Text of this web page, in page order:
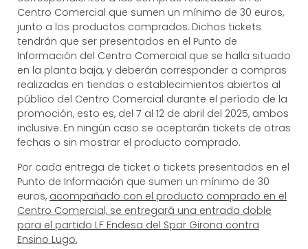
Centro Comercial que sumen un mínimo de 30 euros,
junto a los productos comprados. Dichos tickets
tendrán que ser presentados en el Punto de
Información del Centro Comercial que se halla situado
en la planta baja, y deberán corresponder a compras
realizadas en tiendas o establecimientos abiertos al
público del Centro Comercial durante el período de la
promoción, esto es, del 7 al 12 de abril del 2025, ambos
inclusive. En ningún caso se aceptarán tickets de otras
fechas o sin mostrar el producto comprado.
Por cada entrega de ticket o tickets presentados en el
Punto de Información que sumen un mínimo de 30
euros, acompañado con el producto comprado en el
Centro Comercial, se entregará una entrada doble
para el partido LF Endesa del Spar Girona contra
Ensino Lugo.